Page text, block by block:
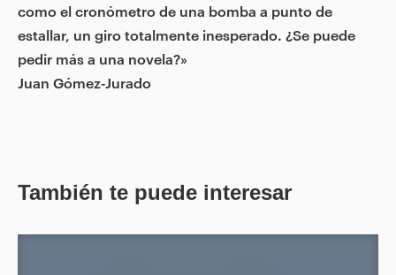
como el cronómetro de una bomba a punto de
estallar, un giro totalmente inesperado. ¿Se puede
pedir más a una novela?»
Juan Gómez-Jurado
También te puede interesar